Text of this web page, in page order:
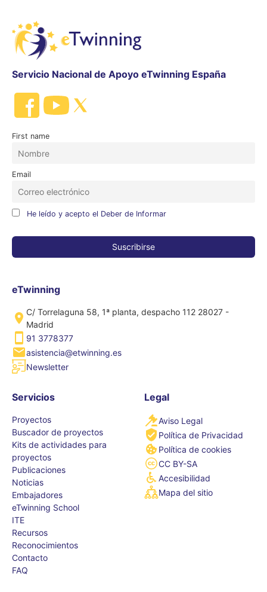
Servicio Nacional de Apoyo eTwinning España
First name
Email
He leído y acepto el Deber de Informar
eTwinning
C/ Torrelaguna 58, 1ª planta, despacho 112 28027 -
Madrid
91 3778377
asistencia@etwinning.es
Newsletter
Servicios
Proyectos
Buscador de proyectos
Kits de actividades para
proyectos
Publicaciones
Noticias
Embajadores
eTwinning School
ITE
Recursos
Reconocimientos
Contacto
FAQ
Legal
Aviso Legal
Política de Privacidad
Política de cookies
CC BY-SA
Accesibilidad
Mapa del sitio